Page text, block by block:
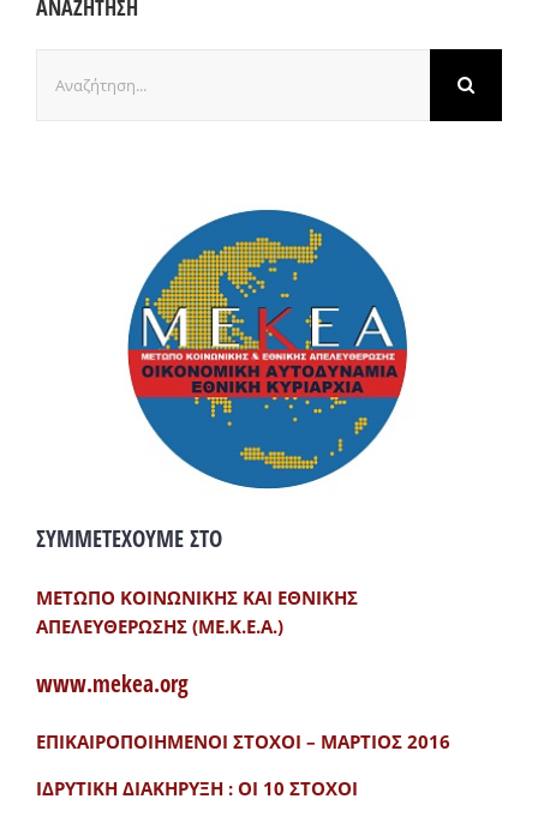
ΑΝΑΖΗΤΗΣΗ
για:
ΣΥΜΜΕΤΕΧΟΥΜΕ ΣΤΟ
ΜΕΤΩΠΟ ΚΟΙΝΩΝΙΚΗΣ ΚΑΙ ΕΘΝΙΚΗΣ
ΑΠΕΛΕΥΘΕΡΩΣΗΣ (ΜΕ.Κ.Ε.Α.)
www.mekea.org
ΕΠΙΚΑΙΡΟΠΟΙΗΜΕΝΟΙ ΣΤΟΧΟΙ – ΜΑΡΤΙΟΣ 2016
ΙΔΡΥΤΙΚΗ ΔΙΑΚΗΡΥΞΗ : ΟΙ 10 ΣΤΟΧΟΙ